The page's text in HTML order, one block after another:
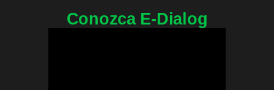
Conozca E-Dialog